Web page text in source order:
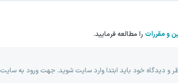
و مقررات را مطالعه فرمایید.
و دیدگاه خود باید ابتدا وارد سایت شوید. جهت ورود به سایت